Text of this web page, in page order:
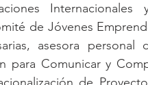
de Jóvenes
asesora
para Comunicar y